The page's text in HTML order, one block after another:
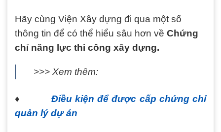
Hãy cùng Viện Xây dựng đi qua một số
thông tin để có thể hiểu sâu hơn về Chứng
chỉ năng lực thi công xây dựng.
>>> Xem thêm:
♦ Điều kiện để được cấp chứng chỉ
quản lý dự án